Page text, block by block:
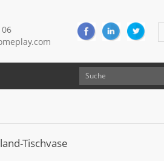
Tischvase